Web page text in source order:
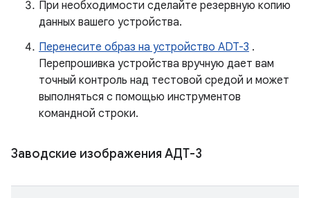
При необходимости сделайте резервную копию
данных вашего устройства.
Перенесите образ на устройство ADT-3 .
Перепрошивка устройства вручную дает вам
точный контроль над тестовой средой и может
выполняться с помощью инструментов
командной строки.
Заводские изображения АДТ-3